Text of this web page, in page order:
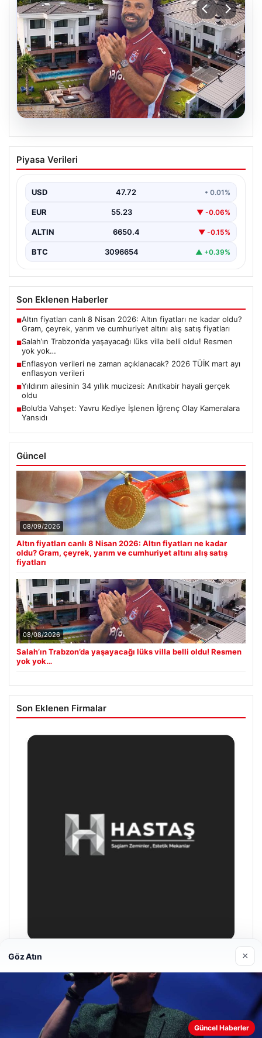
08.08.2026
Salah’ın Trabzon’da yaşayacağı lüks
villa belli oldu! Resmen yok yok…
Piyasa Verileri
USD 47.72 • 0.01%
EUR 55.23 ▼ -0.06%
ALTIN 6650.4 ▼ -0.15%
BTC 3096654 ▲ +0.39%
Son Eklenen Haberler
■Altın fiyatları canlı 8 Nisan 2026: Altın fiyatları ne kadar oldu?
Gram, çeyrek, yarım ve cumhuriyet altını alış satış fiyatları
■Salah’ın Trabzon’da yaşayacağı lüks villa belli oldu! Resmen
yok yok…
■Enflasyon verileri ne zaman açıklanacak? 2026 TÜİK mart ayı
enflasyon verileri
■Yıldırım ailesinin 34 yıllık mucizesi: Anıtkabir hayali gerçek
oldu
■Bolu’da Vahşet: Yavru Kediye İşlenen İğrenç Olay Kameralara
Yansıdı
Güncel
08/09/2026
Altın fiyatları canlı 8 Nisan 2026: Altın fiyatları ne kadar
oldu? Gram, çeyrek, yarım ve cumhuriyet altını alış satış
fiyatları
08/08/2026
Salah’ın Trabzon’da yaşayacağı lüks villa belli oldu! Resmen
yok yok…
Son Eklenen Firmalar
Web sitemizi nasıl kullandığınızı daha iyi anlayabilmek,
Göz Atın ×
Güncel Haberler